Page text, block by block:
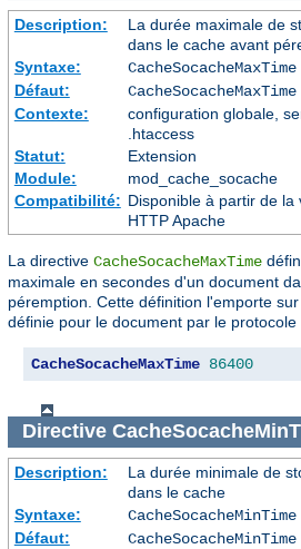
Description:
La durée maximale de
dans le cache avant
Syntaxe:
CacheSocacheMaxTime
Défaut:
Contexte:
configuration globale,
.htaccess
Statut:
Extension
Module:
mod_cache_socache
Compatibilité: Disponible à partir de
HTTP Apache
La directive CacheSocacheMaxTime
maximale en secondes d'un document
péremption. Cette définition l'emporte
définie pour le document par le protocole
CacheSocacheMaxTime 86400
Directive
Description:
La durée minimale de
dans le cache
Syntaxe:
CacheSocacheMinTime
Défaut: